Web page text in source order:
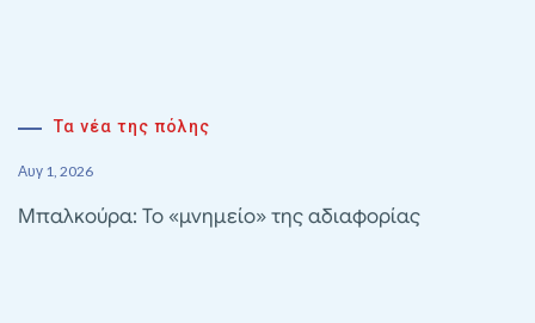
Τα νέα της πόλης
Αυγ 1, 2026
Μπαλκούρα: Το «μνημείο» της αδιαφορίας